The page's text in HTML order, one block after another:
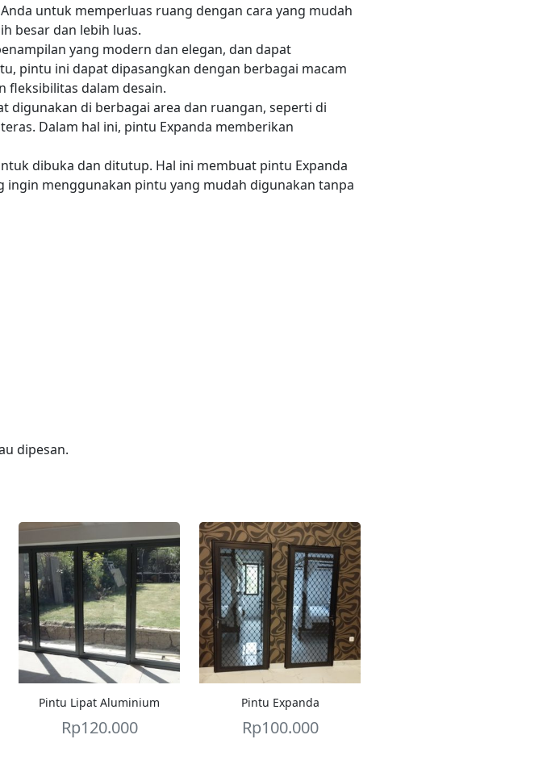
untuk memperluas ruang dengan cara yang mudah
besar dan lebih luas.
yang modern dan elegan, dan dapat
pintu ini dapat dipasangkan dengan berbagai macam
fleksibilitas dalam desain.
digunakan di berbagai area dan ruangan, seperti di
Dalam hal ini, pintu Expanda memberikan
dibuka dan ditutup. Hal ini membuat pintu Expanda
menggunakan pintu yang mudah digunakan tanpa
dipesan.
Pintu Lipat Aluminium
Rp120.000
Pintu Expanda
Rp100.000